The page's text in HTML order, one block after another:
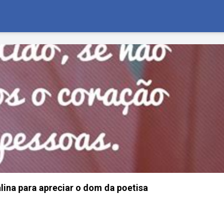
para apreciar o dom da poetisa